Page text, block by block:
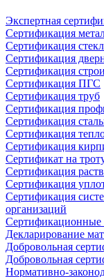
Экспертная
Сертификация
Сертификация
Сертификация
Сертификация
Сертификация ПГС
Сертификация труб
Сертификация
Сертификация
Сертификация
Сертификация
Сертификат на
Сертификация
Сертификация
Сертификация
организаций
Сертификационные
Декларирование
Добровольная
Добровольная
Нормативно-